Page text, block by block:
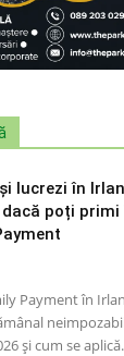
lucrezi în
poți primi
Payment în
și cum se aplică.